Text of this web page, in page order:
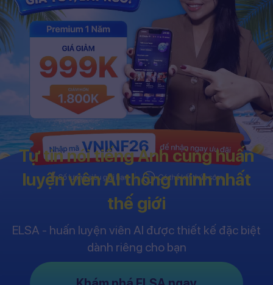
Tự tin nói tiếng Anh cùng huấn
luyện viên AI thông minh nhất
thế giới
ELSA - huấn luyện viên AI được thiết kế đặc biệt
dành riêng cho bạn